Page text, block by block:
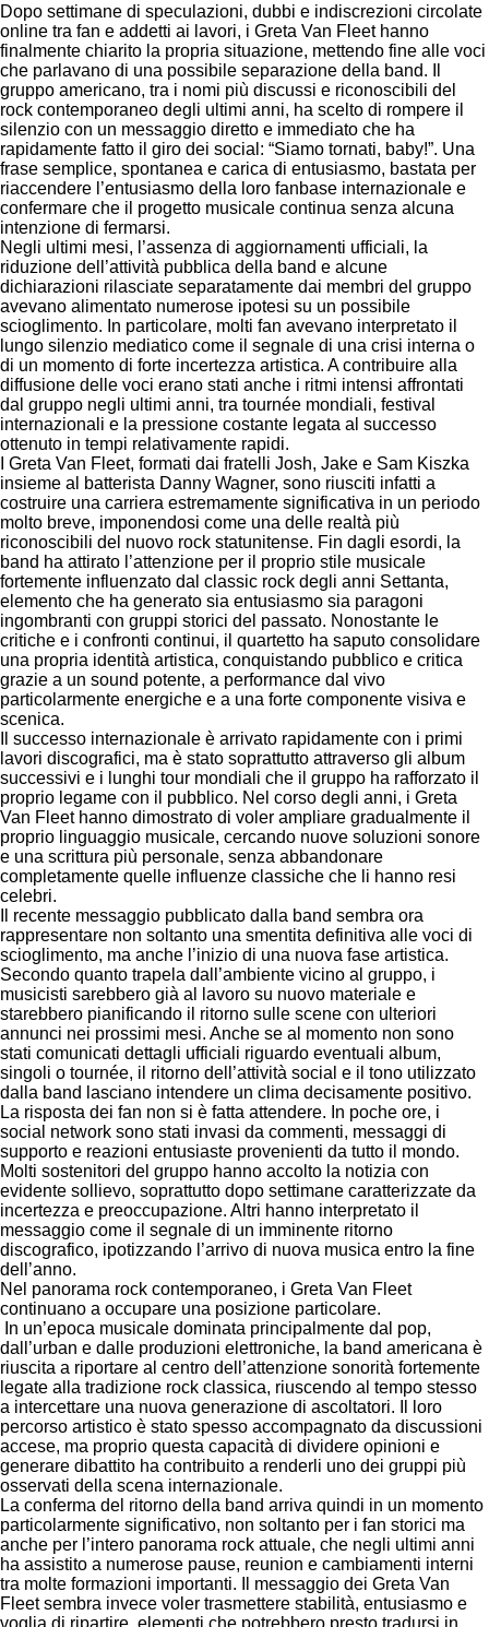
Dopo settimane di speculazioni, dubbi e indiscrezioni circolate
online tra fan e addetti ai lavori, i Greta Van Fleet hanno
finalmente chiarito la propria situazione, mettendo fine alle voci
che parlavano di una possibile separazione della band. Il
gruppo americano, tra i nomi più discussi e riconoscibili del
rock contemporaneo degli ultimi anni, ha scelto di rompere il
silenzio con un messaggio diretto e immediato che ha
rapidamente fatto il giro dei social: “Siamo tornati, baby!”. Una
frase semplice, spontanea e carica di entusiasmo, bastata per
riaccendere l’entusiasmo della loro fanbase internazionale e
confermare che il progetto musicale continua senza alcuna
intenzione di fermarsi.
Negli ultimi mesi, l’assenza di aggiornamenti ufficiali, la
riduzione dell’attività pubblica della band e alcune
dichiarazioni rilasciate separatamente dai membri del gruppo
avevano alimentato numerose ipotesi su un possibile
scioglimento. In particolare, molti fan avevano interpretato il
lungo silenzio mediatico come il segnale di una crisi interna o
di un momento di forte incertezza artistica. A contribuire alla
diffusione delle voci erano stati anche i ritmi intensi affrontati
dal gruppo negli ultimi anni, tra tournée mondiali, festival
internazionali e la pressione costante legata al successo
ottenuto in tempi relativamente rapidi.
I Greta Van Fleet, formati dai fratelli Josh, Jake e Sam Kiszka
insieme al batterista Danny Wagner, sono riusciti infatti a
costruire una carriera estremamente significativa in un periodo
molto breve, imponendosi come una delle realtà più
riconoscibili del nuovo rock statunitense. Fin dagli esordi, la
band ha attirato l’attenzione per il proprio stile musicale
fortemente influenzato dal classic rock degli anni Settanta,
elemento che ha generato sia entusiasmo sia paragoni
ingombranti con gruppi storici del passato. Nonostante le
critiche e i confronti continui, il quartetto ha saputo consolidare
una propria identità artistica, conquistando pubblico e critica
grazie a un sound potente, a performance dal vivo
particolarmente energiche e a una forte componente visiva e
scenica.
Il successo internazionale è arrivato rapidamente con i primi
lavori discografici, ma è stato soprattutto attraverso gli album
successivi e i lunghi tour mondiali che il gruppo ha rafforzato il
proprio legame con il pubblico. Nel corso degli anni, i Greta
Van Fleet hanno dimostrato di voler ampliare gradualmente il
proprio linguaggio musicale, cercando nuove soluzioni sonore
e una scrittura più personale, senza abbandonare
completamente quelle influenze classiche che li hanno resi
celebri.
Il recente messaggio pubblicato dalla band sembra ora
rappresentare non soltanto una smentita definitiva alle voci di
scioglimento, ma anche l’inizio di una nuova fase artistica.
Secondo quanto trapela dall’ambiente vicino al gruppo, i
musicisti sarebbero già al lavoro su nuovo materiale e
starebbero pianificando il ritorno sulle scene con ulteriori
annunci nei prossimi mesi. Anche se al momento non sono
stati comunicati dettagli ufficiali riguardo eventuali album,
singoli o tournée, il ritorno dell’attività social e il tono utilizzato
dalla band lasciano intendere un clima decisamente positivo.
La risposta dei fan non si è fatta attendere. In poche ore, i
social network sono stati invasi da commenti, messaggi di
supporto e reazioni entusiaste provenienti da tutto il mondo.
Molti sostenitori del gruppo hanno accolto la notizia con
evidente sollievo, soprattutto dopo settimane caratterizzate da
incertezza e preoccupazione. Altri hanno interpretato il
messaggio come il segnale di un imminente ritorno
discografico, ipotizzando l’arrivo di nuova musica entro la fine
dell’anno.
Nel panorama rock contemporaneo, i Greta Van Fleet
continuano a occupare una posizione particolare.
In un’epoca musicale dominata principalmente dal pop,
dall’urban e dalle produzioni elettroniche, la band americana è
riuscita a riportare al centro dell’attenzione sonorità fortemente
legate alla tradizione rock classica, riuscendo al tempo stesso
a intercettare una nuova generazione di ascoltatori. Il loro
percorso artistico è stato spesso accompagnato da discussioni
accese, ma proprio questa capacità di dividere opinioni e
generare dibattito ha contribuito a renderli uno dei gruppi più
osservati della scena internazionale.
La conferma del ritorno della band arriva quindi in un momento
particolarmente significativo, non soltanto per i fan storici ma
anche per l’intero panorama rock attuale, che negli ultimi anni
ha assistito a numerose pause, reunion e cambiamenti interni
tra molte formazioni importanti. Il messaggio dei Greta Van
Fleet sembra invece voler trasmettere stabilità, entusiasmo e
voglia di ripartire, elementi che potrebbero presto tradursi in